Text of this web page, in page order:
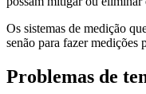
Os sistemas de medição
senão para fazer medições
Problemas de